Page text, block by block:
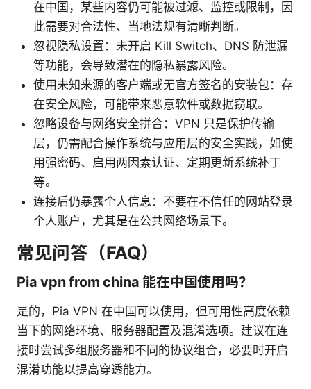
在中国，某些内容仍可能被过滤、监控或限制，因
此需要对合法性、当地法规有清晰判断。
忽视隐私设置：未开启 Kill Switch、DNS 防泄漏
等功能，会导致潜在的隐私暴露风险。
使用未知来源的客户端或无官方签名的安装包：存
在安全风险，可能带来恶意软件或数据窃取。
忽略设备与网络安全拼合：VPN 只是保护传输
层，仍需配合操作系统与应用层的安全实践，如使
用强密码、启用两因素认证、定期更新系统补丁
等。
连接后仍暴露个人信息：不要在不信任的网站登录
个人账户，尤其是在公共网络场景下。
常见问答（FAQ）
Pia vpn from china 能在中国使用吗？
是的，Pia VPN 在中国可以使用，但可用性高度依赖
当下的网络环境、服务器配置及混淆选项。建议在连
接时尝试多组服务器和不同的协议组合，必要时开启
混淆功能以提高穿透能力。